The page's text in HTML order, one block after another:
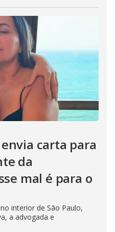
carta para
da
mal é para o
interior de São Paulo,
a advogada e